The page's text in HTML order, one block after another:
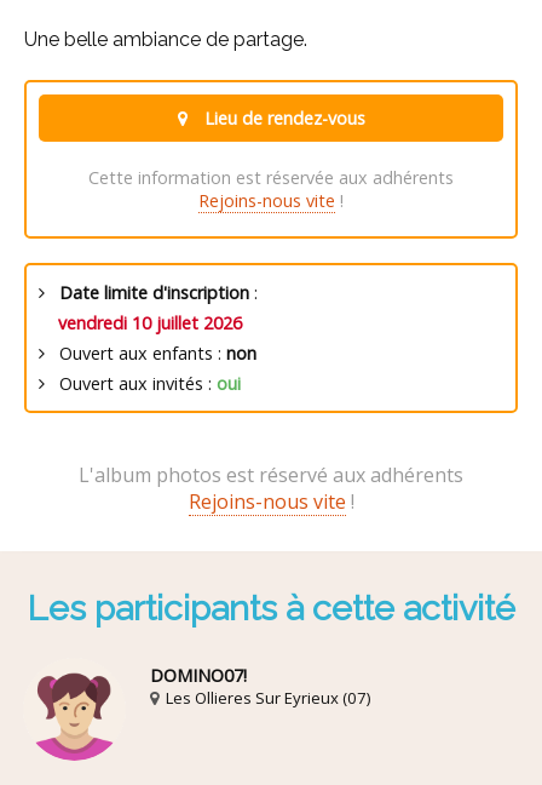
Une belle ambiance de partage.
Lieu de rendez-vous
Cette information est réservée aux adhérents
Rejoins-nous vite !
Date limite d'inscription :
vendredi 10 juillet 2026
Ouvert aux enfants : non
Ouvert aux invités : oui
L'album photos est réservé aux adhérents
Rejoins-nous vite !
Les participants à cette activité
DOMINO07!
Les Ollieres Sur Eyrieux (07)